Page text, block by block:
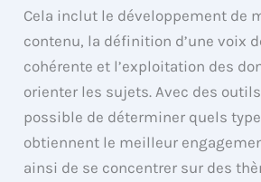
Cela inclut le développement de
contenu, la définition d’une voix
cohérente et l’exploitation des
orienter les sujets. Avec des
possible de déterminer quels
obtiennent le meilleur
ainsi de se concentrer sur des